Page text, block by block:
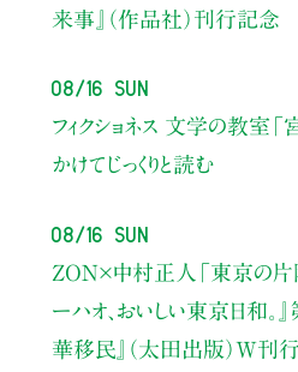
来事』（作品社）刊行記念
08/16 Sun
フィクショネス 文学の教室
かけてじっくりと読む
08/16 Sun
ZON×中村正人 「東京の片
ーハオ、おいしい東京日和。』
華移民』（太田出版）W刊